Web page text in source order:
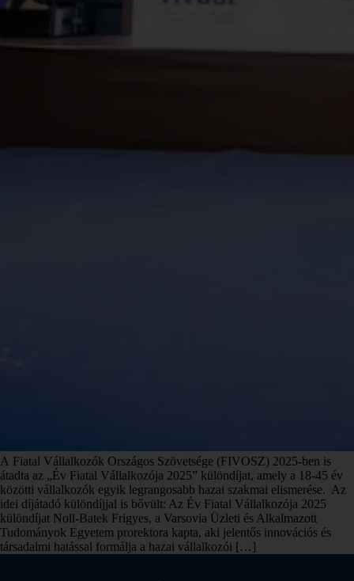
A Fiatal Vállalkozók Országos Szövetsége (FIVOSZ) 2025-ben is
átadta az „Év Fiatal Vállalkozója 2025” különdíjat, amely a 18-45 év
közötti vállalkozók egyik legrangosabb hazai szakmai elismerése. Az
idei díjátadó különdíjjal is bővült: Az Év Fiatal Vállalkozója 2025
különdíjat Noll-Batek Frigyes, a Varsovia Üzleti és Alkalmazott
Tudományok Egyetem prorektora kapta, aki jelentős innovációs és
társadalmi hatással formálja a hazai vállalkozói […]